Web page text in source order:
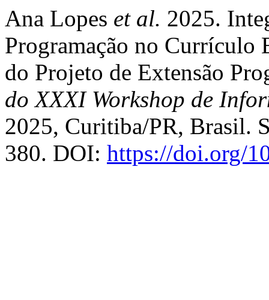
Ana Lopes et al. 2025.
Programação no Currículo
do Projeto de Extensão
do XXXI Workshop de
2025, Curitiba/PR, Brasil.
380. DOI: https://doi.org/